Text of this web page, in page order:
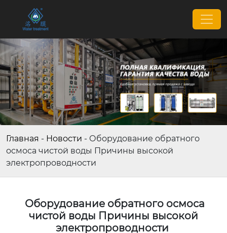
Главная - Новости - Оборудование обратного
осмоса чистой воды Причины высокой
электропроводности
Оборудование обратного осмоса
чистой воды Причины высокой
электропроводности